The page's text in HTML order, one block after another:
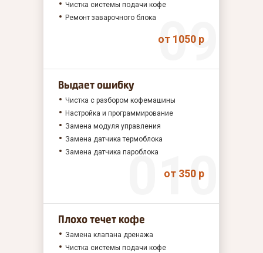
Чистка системы подачи кофе
Ремонт заварочного блока
от 1050 р
Выдает ошибку
Чистка с разбором кофемашины
Настройка и программирование
Замена модуля управления
Замена датчика термоблока
Замена датчика пароблока
от 350 р
Плохо течет кофе
Замена клапана дренажа
Чистка системы подачи кофе